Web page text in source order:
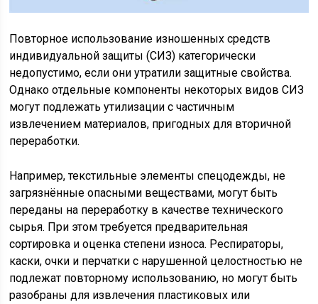
Повторное использование изношенных средств
индивидуальной защиты (СИЗ) категорически
недопустимо, если они утратили защитные свойства.
Однако отдельные компоненты некоторых видов СИЗ
могут подлежать утилизации с частичным
извлечением материалов, пригодных для вторичной
переработки.
Например, текстильные элементы спецодежды, не
загрязнённые опасными веществами, могут быть
переданы на переработку в качестве технического
сырья. При этом требуется предварительная
сортировка и оценка степени износа. Респираторы,
каски, очки и перчатки с нарушенной целостностью не
подлежат повторному использованию, но могут быть
разобраны для извлечения пластиковых или